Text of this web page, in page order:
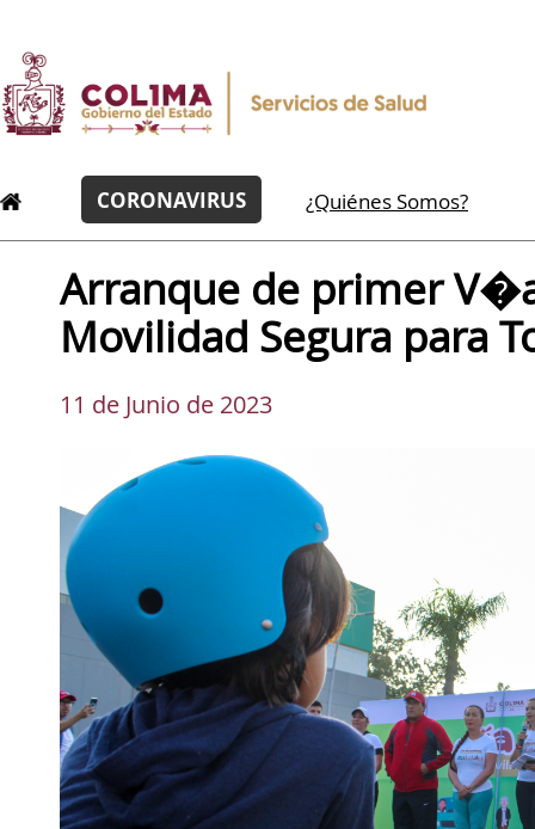
CORONAVIRUS ¿Quiénes Somos?
Arranque de primer
Movilidad Segura para
11 de Junio de 2023